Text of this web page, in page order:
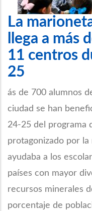
La
llega a más
11 centros
25
ás de 700 alumnos
ciudad se han
24-25 del programa
protagonizado por
ayudaba a los
países con mayor
recursos minerales
porcentaje de